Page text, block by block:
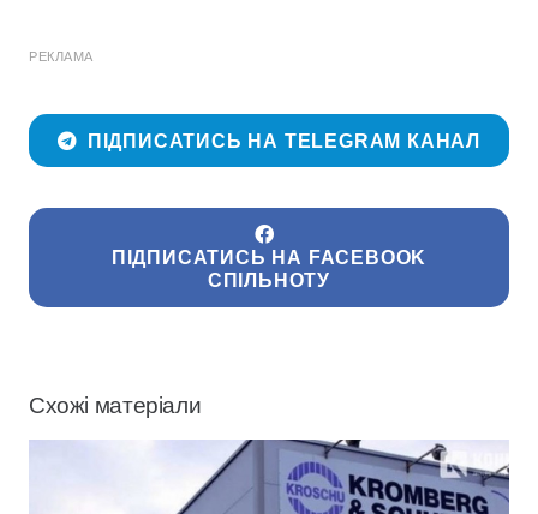
РЕКЛАМА
ПІДПИСАТИСЬ НА TELEGRAM КАНАЛ
ПІДПИСАТИСЬ НА FACEBOOK
СПІЛЬНОТУ
Схожі матеріали